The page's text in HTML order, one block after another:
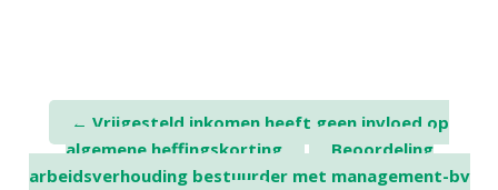
navigation
← Vrijgesteld inkomen heeft geen invloed op
algemene heffingskorting
Beoordeling
arbeidsverhouding bestuurder met management-bv